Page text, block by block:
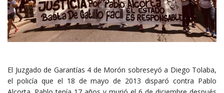
El Juzgado de Garantías 4 de Morón sobreseyó a Diego Tolaba,
el policía que el 18 de mayo de 2013 disparó contra Pablo